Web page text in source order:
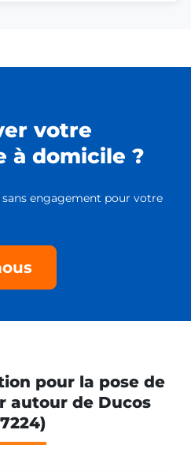
votre
à domicile ?
engagement pour votre
pour la pose de
autour de Ducos